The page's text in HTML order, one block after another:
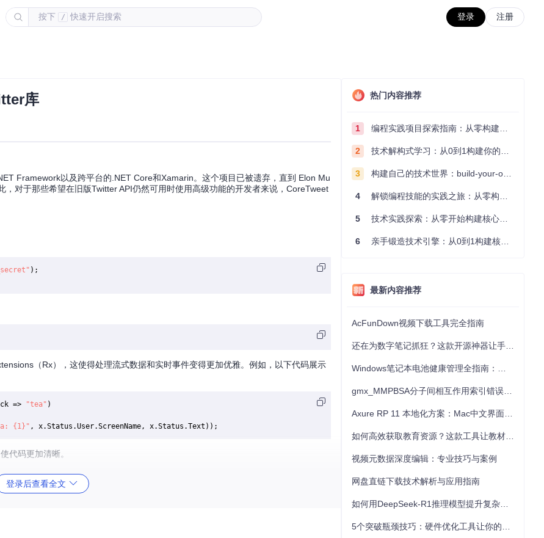
按下 / 快速开启搜索 登录 注册
库
Framework以及跨平台的.NET Core和Xamarin。这个项目已被遗弃，直到 Elon Mu
对于那些希望在旧版Twitter API仍然可用时使用高级功能的开发者来说，CoreTweet
（Rx），这使得处理流式数据和实时事件变得更加优雅。例如，以下代码展示
=> "tea" )
{1}"
代码更加清晰。
、移动应用还是服务器端服务。你可以使用它来实现自动发推、监控特定话题、抓取
登录后查看全文
热门内容推荐
1 编程实践项目探索指南：从零构建技术能力体系
2 技术解构式学习：从0到1构建你的编程知识体系
3 构建自己的技术世界：build-your-own-x项目的实践探索指南
4 解锁编程技能的实践之旅：从零构建你的技术世界
5 技术实践探索：从零开始构建核心系统的实践指南
6 亲手锻造技术引擎：从0到1构建核心系统的实践指南
最新内容推荐
AcFunDown视频下载工具完全指南
视频元数据深度编辑：专业技巧与案例
网盘直链下载技术解析与应用指南